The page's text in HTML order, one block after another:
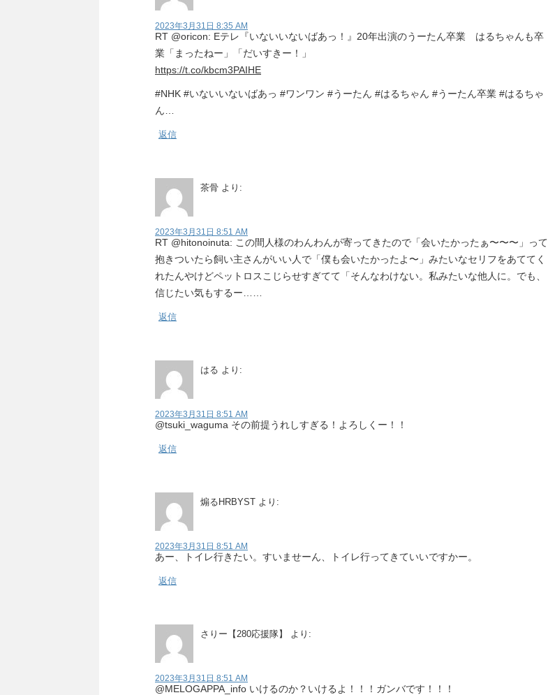
2023年3月31日 8:35 AM
RT @oricon: Eテレ『いないいないばあっ！』20年出演のうーたん卒業 はるちゃんも卒
業「まったねー」「だいすきー！」
https://t.co/kbcm3PAIHE
#NHK #いないいないばあっ #ワンワン #うーたん #はるちゃん #うーたん卒業 #はるちゃ
ん…
返信
茶骨 より:
2023年3月31日 8:51 AM
RT @hitonoinuta: この間人様のわんわんが寄ってきたので「会いたかったぁ〜〜〜」って
抱きついたら飼い主さんがいい人で「僕も会いたかったよ〜」みたいなセリフをあててく
れたんやけどペットロスこじらせすぎてて「そんなわけない。私みたいな他人に。でも、
信じたい気もするー……
返信
はる より:
2023年3月31日 8:51 AM
@tsuki_waguma その前提うれしすぎる！よろしくー！！
返信
煽るHRBYST より:
2023年3月31日 8:51 AM
あー、トイレ行きたい。すいませーん、トイレ行ってきていいですかー。
返信
さりー【280応援隊】 より:
2023年3月31日 8:51 AM
@MELOGAPPA_info いけるのか？いけるよ！！！ガンバです！！！